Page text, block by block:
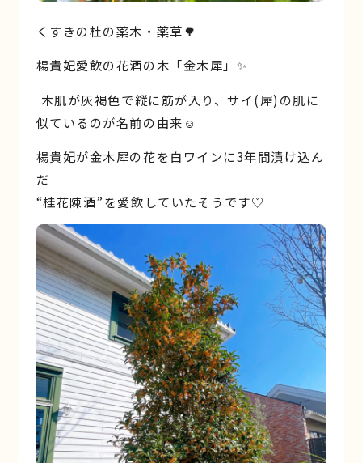
くすきの杜の薬木・薬草🌳
楊貴妃愛飲の花酒の木「金木犀」✨
︎ 木肌が灰褐色で縦に筋が入り、サイ(犀)の肌に
似ているのが名前の由来☺︎
楊貴妃が金木犀の花を白ワインに3年間漬け込ん
だ
“桂花陳酒”を愛飲していたそうです♡